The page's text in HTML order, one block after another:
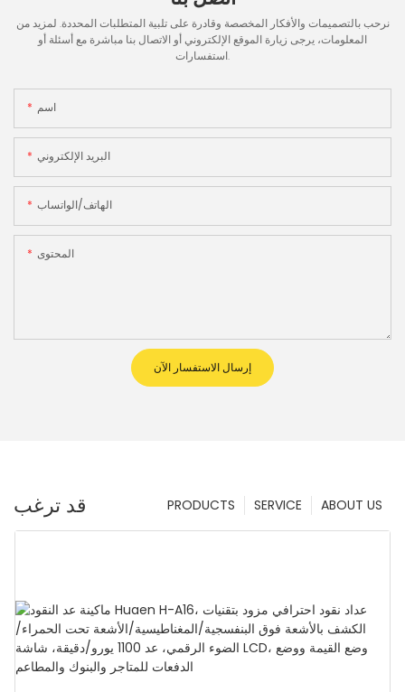
نرحب بالتصميمات والأفكار المخصصة وقادرة على تلبية المتطلبات المحددة. لمزيد من
المعلومات، يرجى زيارة الموقع الإلكتروني أو الاتصال بنا مباشرة مع أسئلة أو
استفسارات.
اسم
البريد الإلكتروني
الهاتف/الواتساب
المحتوى
إرسال الاستفسار الآن
قد ترغب ABOUT US
SERVICE
PRODUCTS